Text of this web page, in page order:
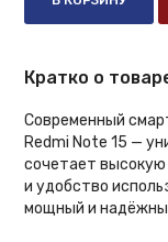
Кратко о
Современный
Redmi Note 15 —
сочетает
и удобство
мощный и